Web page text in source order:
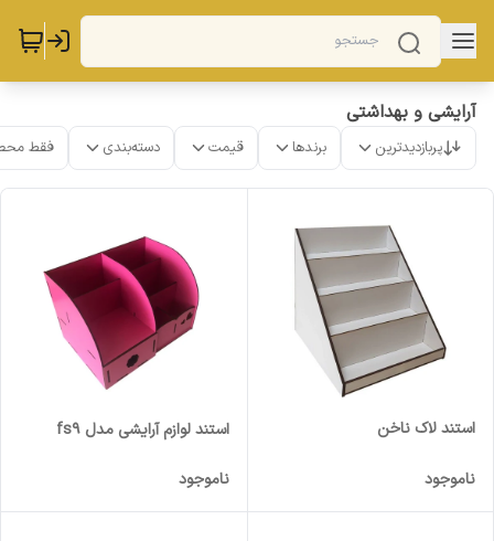
آرایشی و بهداشتی
پربازدیدترین برندها قیمت دسته‌بندی فقط
استند لاک ناخن
ناموجود
استند لوازم آرایشی مدل fs9
ناموجود